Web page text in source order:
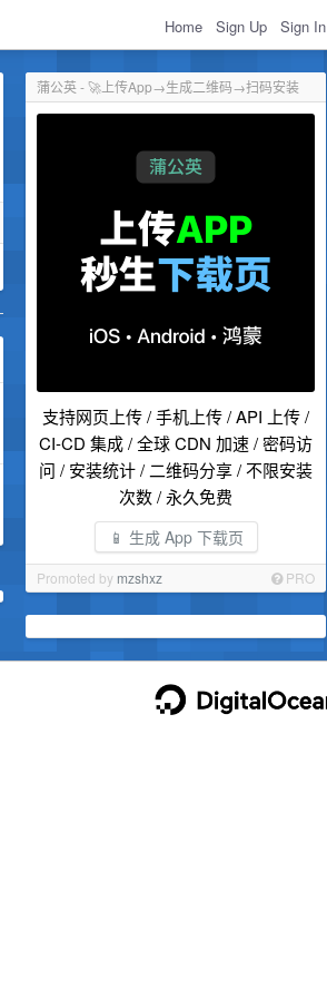
Home Sign Up Sign In
蒲公英 - 🚀上传App→生成二维码→扫码安装
支持网页上传 / 手机上传 / API 上传 /
CI-CD 集成 / 全球 CDN 加速 / 密码访
问 / 安装统计 / 二维码分享 / 不限安装
次数 / 永久免费
📱 生成 App 下载页
Promoted by mzshxz PRO